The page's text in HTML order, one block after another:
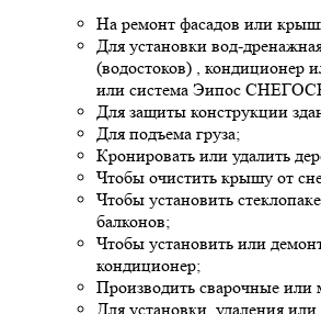
На ремонт фасадов или
Для установки вод-
(водостоков) , кондиционер
или система Эипос
Для защиты конструкции
Для подъема груза;
Кронировать или удалить
Чтобы очистить крышу от
Чтобы установить
балконов;
Чтобы установить или
кондиционер;
Производить сварочные
Для установки, удаления